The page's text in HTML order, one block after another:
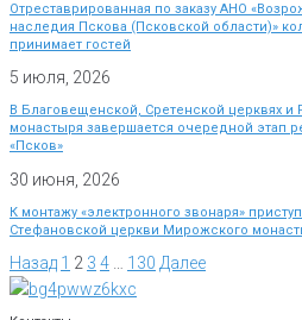
Отреставрированная по заказу АНО
наследия Пскова (Псковской области)»
принимает гостей
5 июля, 2026
В Благовещенской, Сретенской церквях
монастыря завершается очередной этап
«Псков»
30 июня, 2026
К монтажу «электронного звонаря»
Стефановской церкви Мирожского
Назад 1 2 3 4 130 Далее